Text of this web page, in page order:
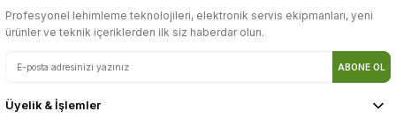
Profesyonel lehimleme teknolojileri, elektronik servis ekipmanları, yeni
ürünler ve teknik içeriklerden ilk siz haberdar olun.
ABONE OL
Üyelik & İşlemler